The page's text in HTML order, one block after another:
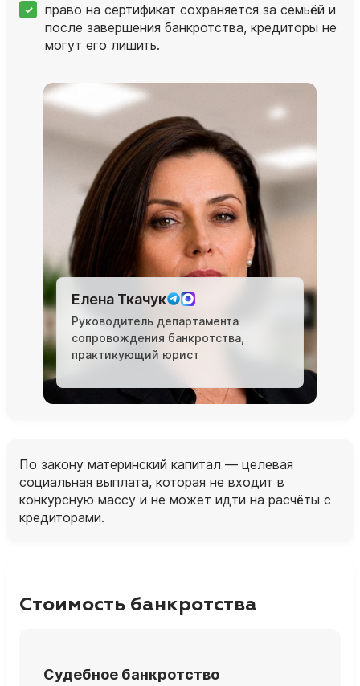
право на сертификат сохраняется за семьёй и
после завершения банкротства, кредиторы не
могут его лишить.
Елена Ткачук
Руководитель департамента
сопровождения банкротства,
практикующий юрист
По закону материнский капитал — целевая
социальная выплата, которая не входит в
конкурсную массу и не может идти на расчёты с
кредиторами.
Стоимость банкротства
Судебное банкротство